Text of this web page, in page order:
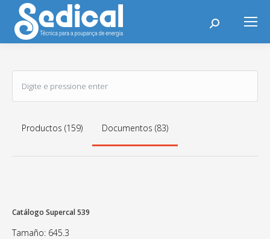
Search:
Productos (159) Documentos (83)
Catálogo Supercal 539
Tamaño: 645.3